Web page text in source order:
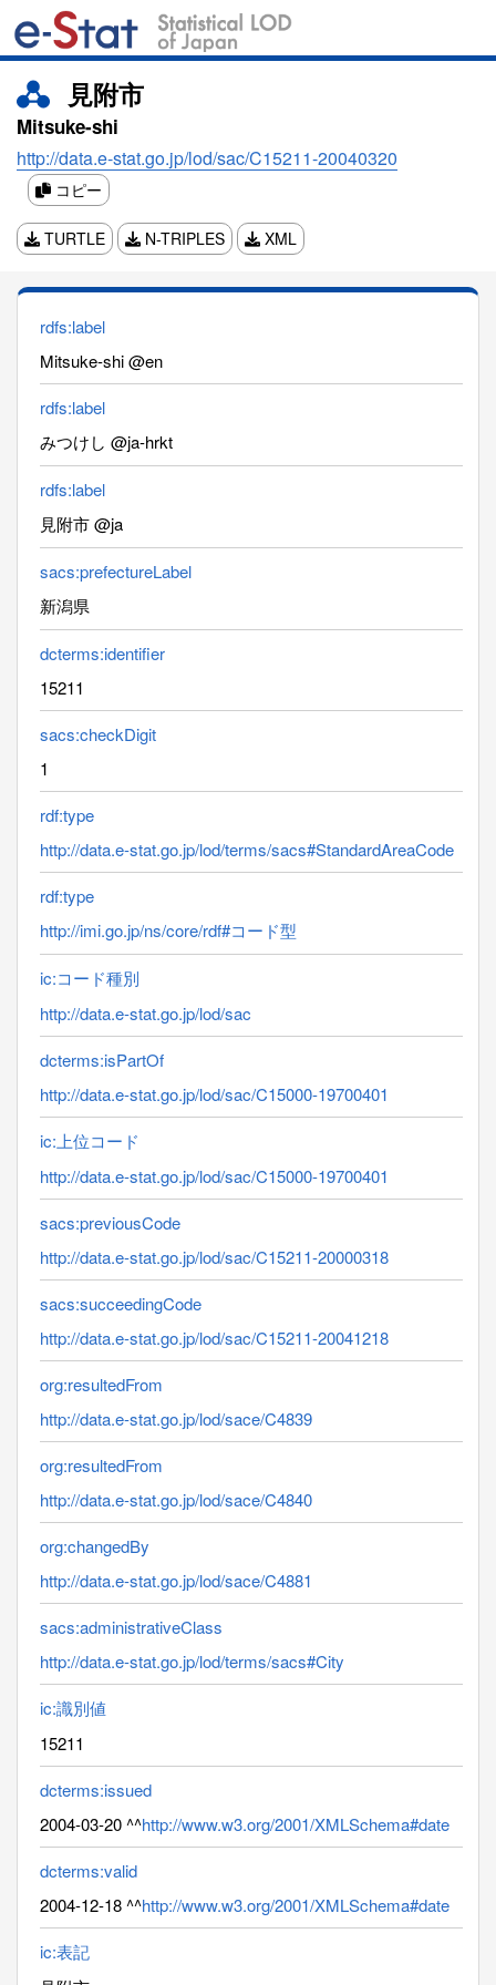
見附市
Mitsuke-shi
http://data.e-stat.go.jp/lod/sac/C15211-20040320
コピー
TURTLE N-TRIPLES XML
rdfs:label
Mitsuke-shi @en
rdfs:label
みつけし @ja-hrkt
rdfs:label
見附市 @ja
sacs:prefectureLabel
新潟県
dcterms:identifier
15211
sacs:checkDigit
1
rdf:type
http://data.e-stat.go.jp/lod/terms/sacs#StandardAreaCode
rdf:type
http://imi.go.jp/ns/core/rdf#コード型
ic:コード種別
http://data.e-stat.go.jp/lod/sac
dcterms:isPartOf
http://data.e-stat.go.jp/lod/sac/C15000-19700401
ic:上位コード
http://data.e-stat.go.jp/lod/sac/C15000-19700401
sacs:previousCode
http://data.e-stat.go.jp/lod/sac/C15211-20000318
sacs:succeedingCode
http://data.e-stat.go.jp/lod/sac/C15211-20041218
org:resultedFrom
http://data.e-stat.go.jp/lod/sace/C4839
org:resultedFrom
http://data.e-stat.go.jp/lod/sace/C4840
org:changedBy
http://data.e-stat.go.jp/lod/sace/C4881
sacs:administrativeClass
http://data.e-stat.go.jp/lod/terms/sacs#City
ic:識別値
15211
dcterms:issued
2004-03-20 ^^http://www.w3.org/2001/XMLSchema#date
dcterms:valid
2004-12-18 ^^http://www.w3.org/2001/XMLSchema#date
ic:表記